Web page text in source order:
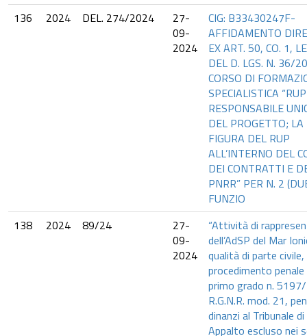
136
2024 DEL. 274/2024
27-
09-
2024
CIG: B33430247F-
AFFIDAMENTO
EX ART. 50, CO. 1,
DEL D. LGS. N. 36/
CORSO DI
SPECIALISTICA
RESPONSABILE
DEL PROGETTO; LA
FIGURA DEL RUP
ALL’INTERNO DEL
DEI CONTRATTI E
PNRR” PER N. 2
FUNZIO
138
2024 89/24
27-
09-
2024
“Attività di
dell’AdSP del Mar
qualità di parte civile,
procedimento penale
primo grado n.
R.G.N.R. mod. 21,
dinanzi al Tribunale di
Appalto escluso nei